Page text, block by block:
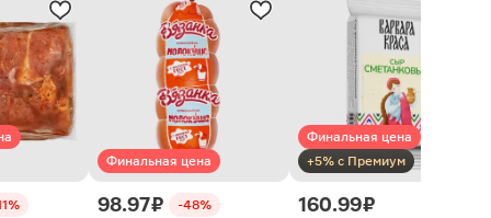
Финальная цена
98.97 ₽ -48%
Финальная цена
+5% с Премиум
160.99 ₽